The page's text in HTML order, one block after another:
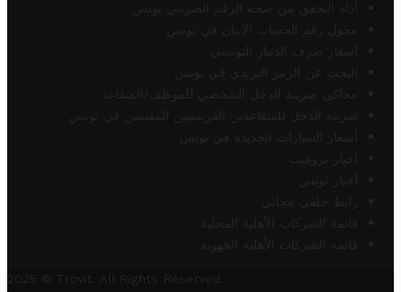
أداة التحقق من صحة الرقم الضريبي تونس
محول رقم الحساب الآيبان في تونس
أسعار صرف الدينار التونسي
البحث عن الرمز البريدي في تونس
محاكي ضريبة الدخل الشخصي للموظف/المتقاعد
ضريبة الدخل للمتقاعدين الفرنسيين المقيمين في تونس
أسعار السيارات الجديدة في تونس
أخبار تروفيت
أخبار تونس
رابط خلفي مجاني
قائمة الشركات الأهلية المحلية
قائمة الشركات الأهلية الجهوية
2025 © Trovit. All Rights Reserved.